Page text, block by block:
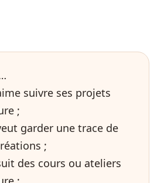
suivre ses projets
;
garder une trace de
;
des cours ou ateliers